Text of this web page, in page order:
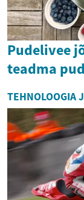
Pudelivee
teadma
TEHNOLOOGIA